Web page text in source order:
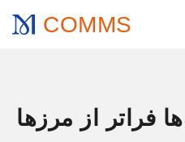
COMMS
فراتر از مرزها